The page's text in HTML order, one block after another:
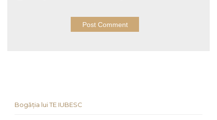
Bogăția lui TE IUBESC